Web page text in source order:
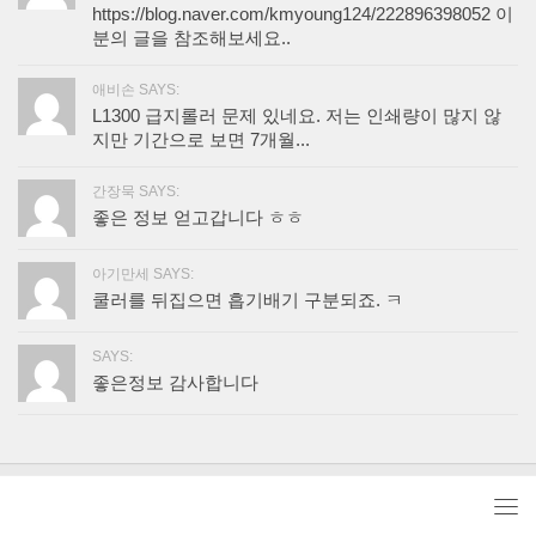
https://blog.naver.com/kmyoung124/222896398052 이
분의 글을 참조해보세요..
애비손 SAYS:
L1300 급지롤러 문제 있네요. 저는 인쇄량이 많지 않
지만 기간으로 보면 7개월...
간장묵 SAYS:
좋은 정보 얻고갑니다 ㅎㅎ
아기만세 SAYS:
쿨러를 뒤집으면 흡기배기 구분되죠. ㅋ
SAYS:
좋은정보 감사합니다